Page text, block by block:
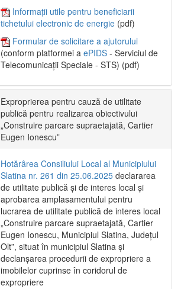
Informații utile pentru beneficiarii
tichetului electronic de energie (pdf)
Formular de solicitare a ajutorului
(conform platformei a ePIDS - Serviciul de
Telecomunicații Speciale - STS) (pdf)
Exproprierea pentru cauză de utilitate
publică pentru realizarea obiectivului
„Construire parcare supraetajată, Cartier
Eugen Ionescu”
Hotărârea Consiliului Local al Municipiului
Slatina nr. 261 din 25.06.2025 declararea
de utilitate publică și de interes local și
aprobarea amplasamentului pentru
lucrarea de utilitate publică de interes local
„Construire parcare supraetajată, Cartier
Eugen Ionescu, Municipiul Slatina, Județul
Olt”, situat în municipiul Slatina și
declanșarea procedurii de expropriere a
imobilelor cuprinse în coridorul de
expropriere